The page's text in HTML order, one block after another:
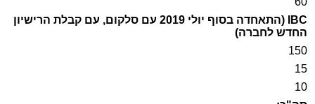
IBC
(התאחדה בסוף יולי 2019 עם סלקום, עם קבלת הרישיון
החדש לחברה)
150
15
10